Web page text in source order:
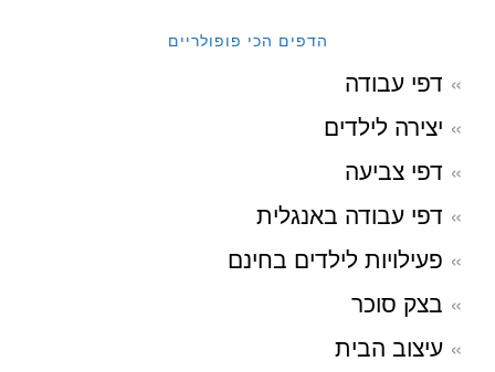
הדפים הכי פופולריים
דפי עבודה
יצירה לילדים
דפי צביעה
דפי עבודה באנגלית
פעילויות לילדים בחינם
בצק סוכר
עיצוב הבית